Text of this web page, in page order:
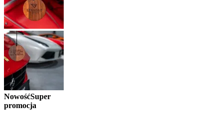
NowośćSuper
promocja